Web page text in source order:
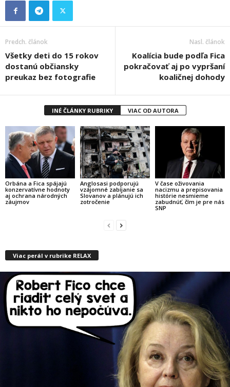
Predch. článok
Všetky deti do 15 rokov
dostanú občiansky
preukaz bez fotografie
Nasl. článok
Koalícia bude podľa Fica
pokračovať aj po vypršaní
koaličnej dohody
INÉ ČLÁNKY RUBRIKY VIAC OD AUTORA
Orbána a Fica spájajú
konzervatívne hodnoty
aj ochrana národných
záujmov
Anglosasi podporujú
vzájomné zabíjanie sa
Slovanov a plánujú ich
zotročenie
V čase oživovania
nacizmu a prepisovania
histórie nesmieme
zabudnúť, čím je pre nás
SNP
Viac perál v rubrike RELAX